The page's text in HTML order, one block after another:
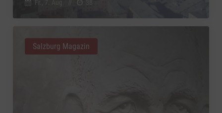
Fr., 7. Aug. 38
Salzburg Magazin